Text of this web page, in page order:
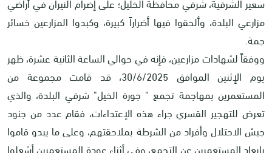
مزارعي البلدة، وألحقوا فيها أضراراً كبيرة، وكبدوا المزارعين خسائر
جمة.
ووفقاً لشهادات مزارعين، فإنه في حوالي الساعة الثانية عشرة، ظهر
يوم الإثنين الموافق 30/6/2025، قد قامت مجموعة من
المستعمرين بمهاجمة تجمع " جورة الخيل" شرقي البلدة، والذي
تعرض للتهجير القسري جراء هذه الإعتداءات، فقام عدد من جنود
جيش الاحتلال وأفراد من الشرطة بملاحقتهم، وعلى ما يبدو قاموا
بإبعاد المستعمرين عن التجمع، وفي أثناء عودة المستعمرين أشعلوا